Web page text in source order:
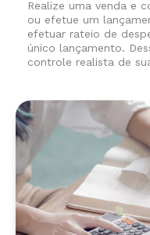
Realize uma venda e
ou efetue um
efetuar rateio de
único lançamento.
controle realista de